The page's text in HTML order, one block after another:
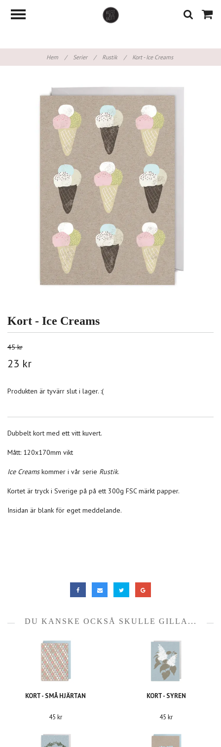
Hem / Serier / Rustik / Kort - Ice Creams
Kort - Ice Creams
45 kr
23 kr
Produkten är tyvärr slut i lager. :(
Dubbelt kort med ett vitt kuvert.
Mått: 120x170mm vikt
Ice Creamskommer i vår serie Rustik.
Kortet är tryck i Sverige på på ett 300g FSC märkt papper.
Insidan är blank för eget meddelande.
DU KANSKE OCKSÅ SKULLE GILLA...
KORT - SMÅ HJÄRTAN
45 kr
KORT - SYREN
45 kr